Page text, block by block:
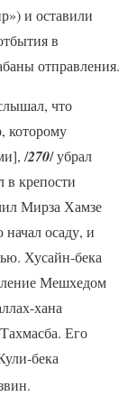
и оставили
в
отправления.
что
которому
/270/ убрал
в крепости
Мирза Хамзе
осаду, и
Хусайн-бека
Мешхедом
хана
Его
бека